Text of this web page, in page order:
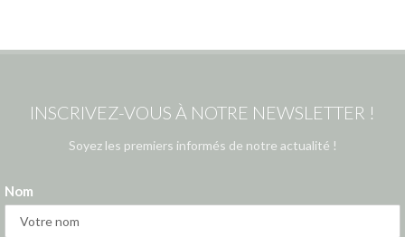
INSCRIVEZ-VOUS À NOTRE NEWSLETTER !
Soyez les premiers informés de notre actualité !
Nom